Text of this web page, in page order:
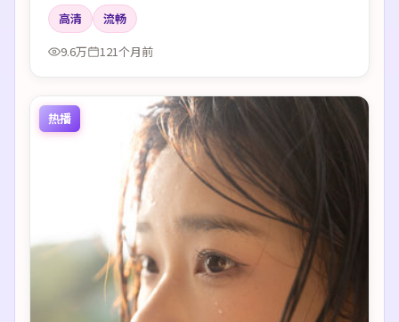
高清
流畅
9.6万
121个月前
热播